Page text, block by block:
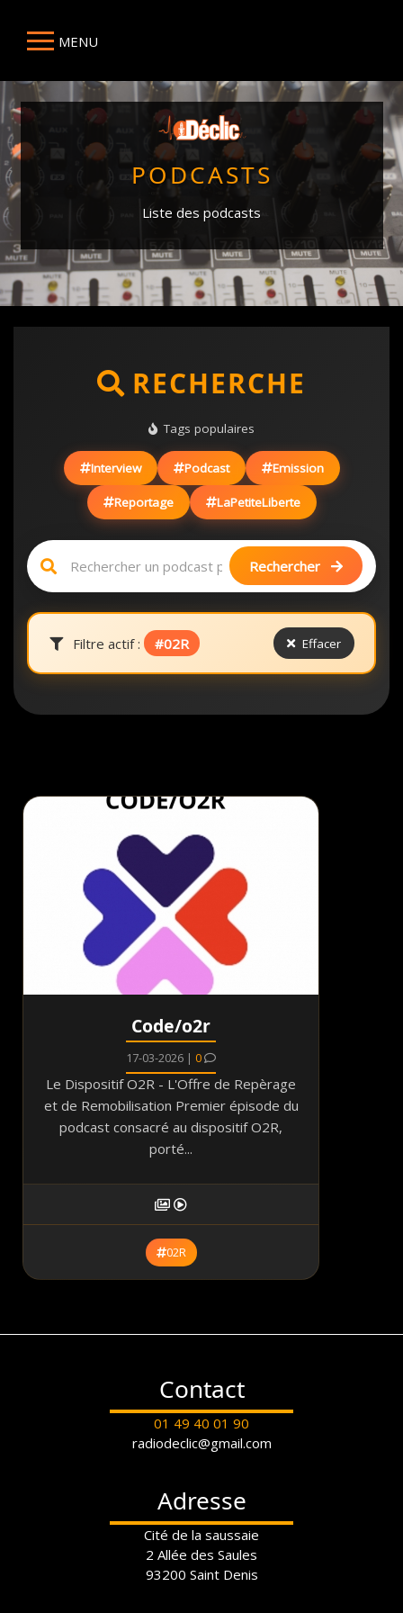
MENU
PODCASTS
Liste des podcasts
RECHERCHE
Tags populaires
Interview Podcast Emission
Reportage LaPetiteLiberte
Rechercher
Filtre actif : #02R Effacer
Code/o2r
17-03-2026 | 0
Le Dispositif O2R - L'Offre de Repèrage
et de Remobilisation Premier épisode du
podcast consacré au dispositif O2R,
porté...
02R
Contact
01 49 40 01 90
radiodeclic@gmail.com
Adresse
Cité de la saussaie
2 Allée des Saules
93200 Saint Denis